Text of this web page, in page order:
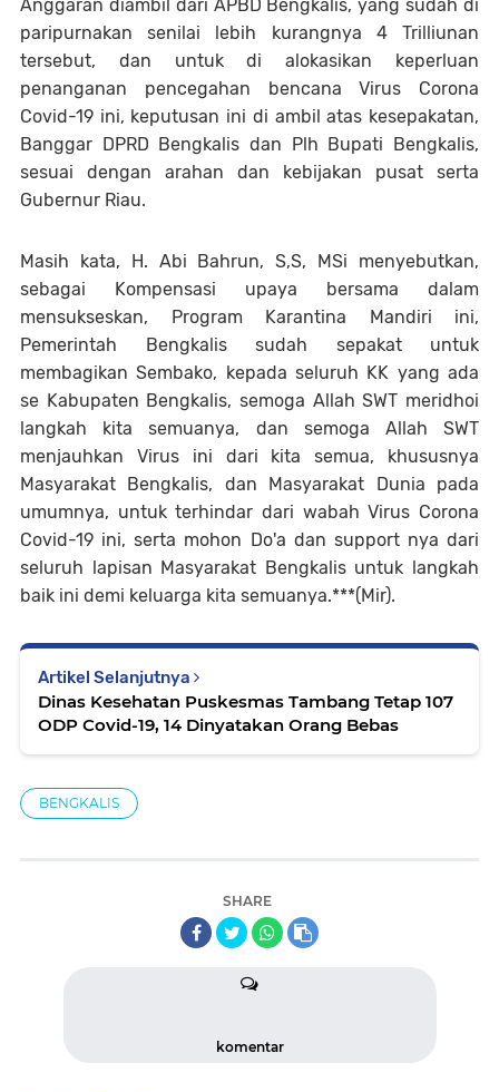
Anggaran diambil dari APBD Bengkalis, yang sudah di
paripurnakan senilai lebih kurangnya 4 Trilliunan
tersebut, dan untuk di alokasikan keperluan
penanganan pencegahan bencana Virus Corona
Covid-19 ini, keputusan ini di ambil atas kesepakatan,
Banggar DPRD Bengkalis dan Plh Bupati Bengkalis,
sesuai dengan arahan dan kebijakan pusat serta
Gubernur Riau.
Masih kata, H. Abi Bahrun, S,S, MSi menyebutkan,
sebagai Kompensasi upaya bersama dalam
mensukseskan, Program Karantina Mandiri ini,
Pemerintah Bengkalis sudah sepakat untuk
membagikan Sembako, kepada seluruh KK yang ada
se Kabupaten Bengkalis, semoga Allah SWT meridhoi
langkah kita semuanya, dan semoga Allah SWT
menjauhkan Virus ini dari kita semua, khususnya
Masyarakat Bengkalis, dan Masyarakat Dunia pada
umumnya, untuk terhindar dari wabah Virus Corona
Covid-19 ini, serta mohon Do'a dan support nya dari
seluruh lapisan Masyarakat Bengkalis untuk langkah
baik ini demi keluarga kita semuanya.***(Mir).
Artikel Selanjutnya
Dinas Kesehatan Puskesmas Tambang Tetap 107
ODP Covid-19, 14 Dinyatakan Orang Bebas
BENGKALIS
SHARE
komentar